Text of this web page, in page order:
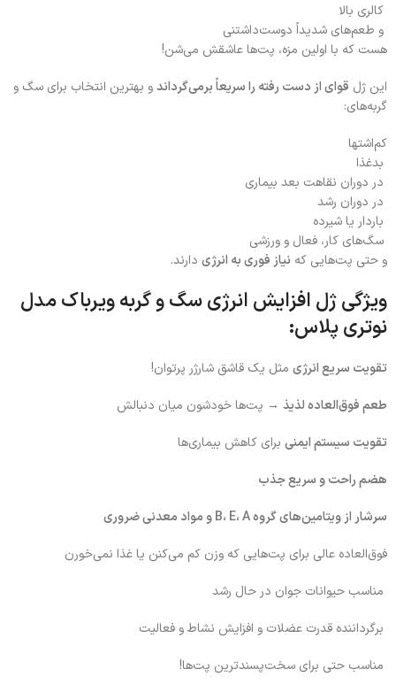
کالری بالا
و طعم‌های شدیداً دوست‌داشتنی
هست که با اولین مزه، پت‌ها عاشقش می‌شن!
این ژل قوای از دست رفته را سریعاً برمی‌گرداندو بهترین انتخاب برای سگ و
گربه‌های:
کم‌اشتها
بدغذا
در دوران نقاهت بعد بیماری
در دوران رشد
باردار یا شیرده
سگ‌های کار، فعال و ورزشی
و حتی پت‌هایی که نیاز فوری به انرژی دارند.
ویژگی ژل افزایش انرژی سگ و گربه ویرباک مدل
نوتری پلاس:
تقویت سریع انرژی مثل یک قاشق شارژر پرتوان!
طعم فوق‌العاده لذیذ → پت‌ها خودشون میان دنبالش
تقویت سیستم ایمنی برای کاهش بیماری‌ها
هضم راحت و سریع جذب
سرشار از ویتامین‌های گروه B، E، A و مواد معدنی ضروری
فوق‌العاده عالی برای پت‌هایی که وزن کم می‌کنن یا غذا نمی‌خورن
مناسب حیوانات جوان در حال رشد
برگرداننده قدرت عضلات و افزایش نشاط و فعالیت
مناسب حتی برای سخت‌پسندترین پت‌ها!